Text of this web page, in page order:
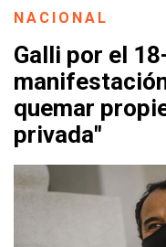
NACIONAL
Galli por el
quemar
privada"